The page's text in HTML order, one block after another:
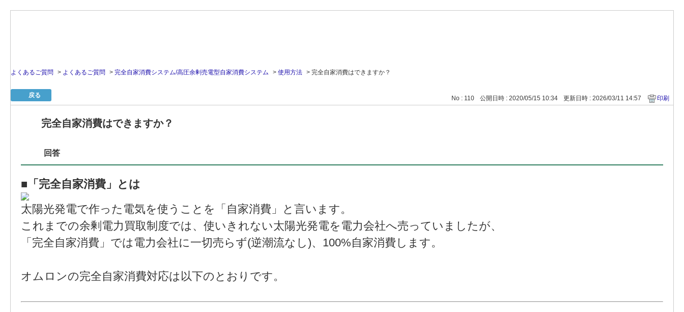
よくあるご質問 > よくあるご質問 > 完全自家消費システム/高圧余剰売電型自家消費システム > 使用方法 > 完全自家消費はできますか？
戻る No : 110 公開日時 : 2020/05/15 10:34 更新日時 : 2026/03/11 14:57 印刷
完全自家消費はできますか？
回答
■「完全自家消費」とは
太陽光発電で作った電気を使うことを「自家消費」と言います。
これまでの余剰電力買取制度では、使いきれない太陽光発電を電力会社へ売っていましたが、
「完全自家消費」では電力会社に一切売らず(逆潮流なし)、100%自家消費します。
オムロンの完全自家消費対応は以下のとおりです。